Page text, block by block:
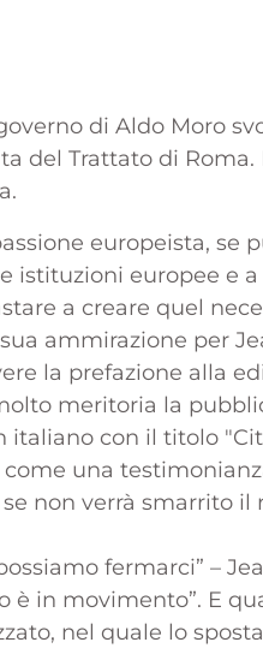
di Aldo Moro
del Trattato di Roma.
europeista, se
istituzioni europee e a
a creare quel
ammirazione per
la prefazione alla
meritoria la
italiano con il titolo
una
non verrà smarrito il
fermarci” –
è in movimento”. E
nel quale lo